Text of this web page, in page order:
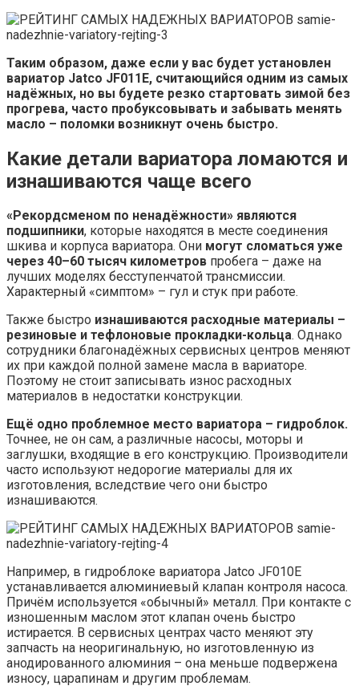
Таким образом, даже если у вас будет установлен
вариатор Jatco JF011E, считающийся одним из самых
надёжных, но вы будете резко стартовать зимой без
прогрева, часто пробуксовывать и забывать менять
масло – поломки возникнут очень быстро.
Какие детали вариатора ломаются и
изнашиваются чаще всего
«Рекордсменом по ненадёжности» являются
подшипники, которые находятся в месте соединения
шкива и корпуса вариатора. Они могут сломаться уже
через 40–60 тысяч километров пробега – даже на
лучших моделях бесступенчатой трансмиссии.
Характерный «симптом» – гул и стук при работе.
Также быстро изнашиваются расходные материалы –
резиновые и тефлоновые прокладки-кольца. Однако
сотрудники благонадёжных сервисных центров меняют
их при каждой полной замене масла в вариаторе.
Поэтому не стоит записывать износ расходных
материалов в недостатки конструкции.
Ещё одно проблемное место вариатора – гидроблок.
Точнее, не он сам, а различные насосы, моторы и
заглушки, входящие в его конструкцию. Производители
часто используют недорогие материалы для их
изготовления, вследствие чего они быстро
изнашиваются.
Например, в гидроблоке вариатора Jatco JF010E
устанавливается алюминиевый клапан контроля насоса.
Причём используется «обычный» металл. При контакте с
изношенным маслом этот клапан очень быстро
истирается. В сервисных центрах часто меняют эту
запчасть на неоригинальную, но изготовленную из
анодированного алюминия – она меньше подвержена
износу, царапинам и другим проблемам.